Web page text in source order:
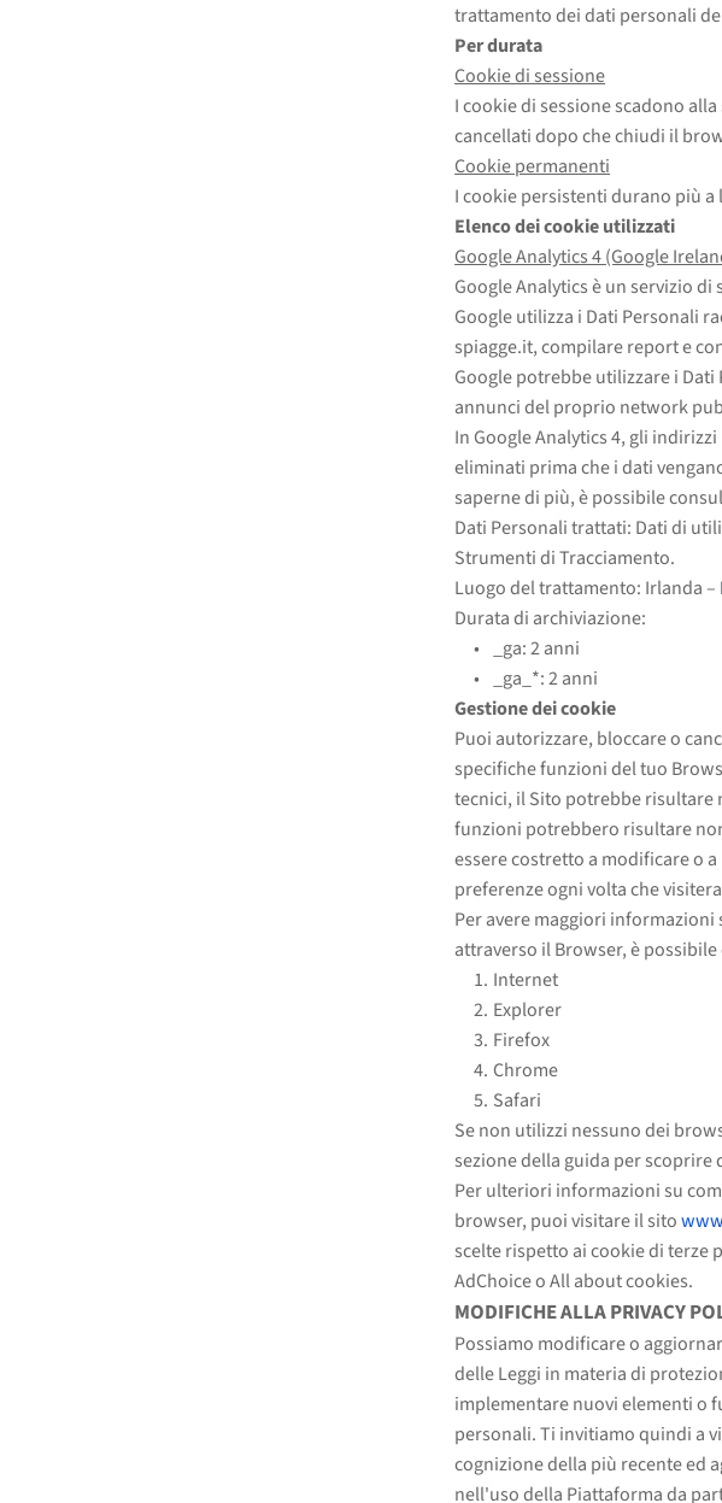
trattamento dei dati personali
Per durata
Cookie di sessione
I cookie di sessione scadono
cancellati dopo che chiudi il
Cookie permanenti
I cookie persistenti durano più
Elenco dei cookie utilizzati
Google Analytics 4 (Google
Google Analytics è un servizio
Google utilizza i Dati Personali
spiagge.it, compilare report e
Google potrebbe utilizzare i
annunci del proprio network
In Google Analytics 4, gli
eliminati prima che i dati
saperne di più, è possibile
Dati Personali trattati: Dati di
Strumenti di Tracciamento.
Luogo del trattamento: Irlanda –
Durata di archiviazione:
_ga: 2 anni
_ga_*: 2 anni
Gestione dei cookie
Puoi autorizzare, bloccare o
specifiche funzioni del tuo
tecnici, il Sito potrebbe risultare
funzioni potrebbero risultare
essere costretto a modificare o
preferenze ogni volta che
Per avere maggiori
attraverso il Browser, è
Internet
Explorer
Firefox
Chrome
Safari
Se non utilizzi nessuno dei
sezione della guida per scoprire
Per ulteriori informazioni su
browser, puoi visitare il sito
scelte rispetto ai cookie di
AdChoice o All about cookies.
MODIFICHE ALLA PRIVACY
Possiamo modificare o
delle Leggi in materia di
implementare nuovi elementi o
personali. Ti invitiamo quindi a
cognizione della più recente ed
nell'uso della Piattaforma da